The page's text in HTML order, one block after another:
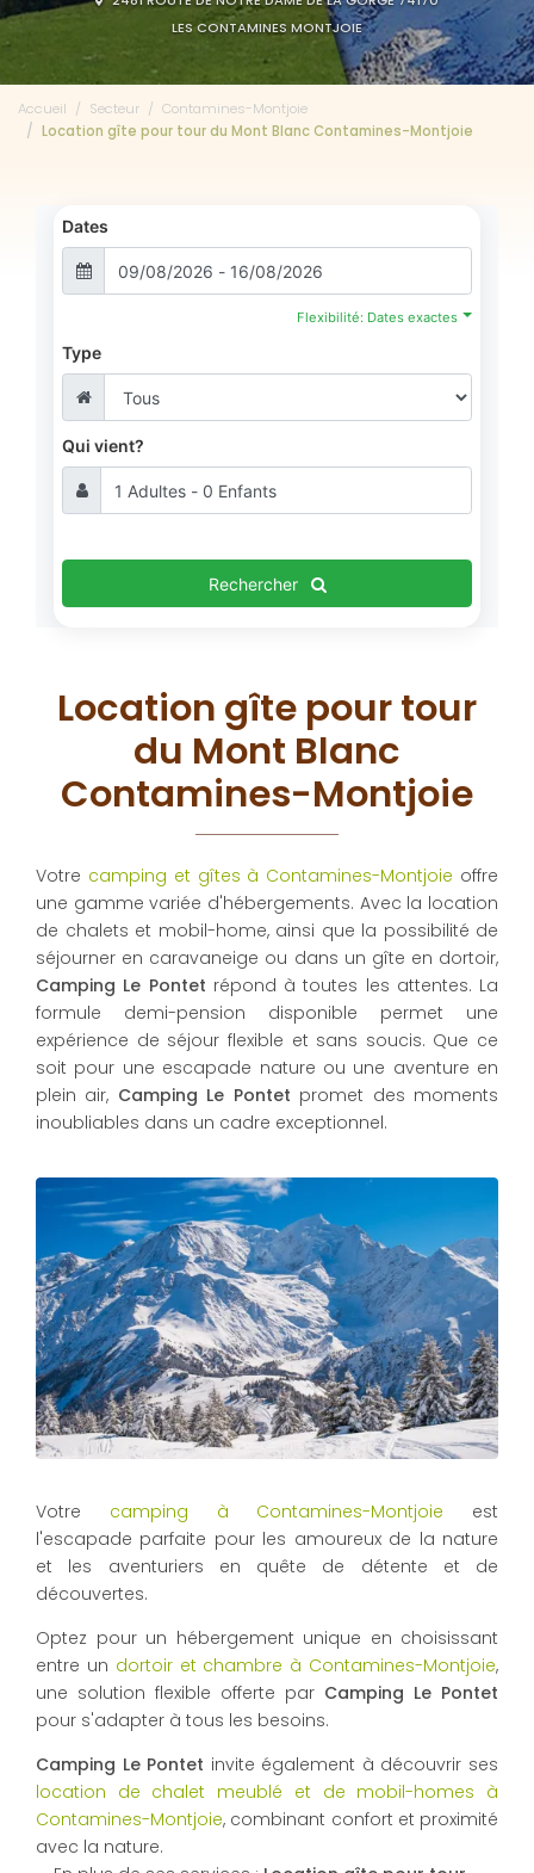
LES CONTAMINES MONTJOIE
Accueil Secteur
Contamines-Montjoie
Location gîte pour tour du Mont Blanc Contamines-Montjoie
Dates
Flexibilité: Dates exactes
Type
Qui vient?
Rechercher
Location gîte pour tour
du Mont Blanc
Contamines-Montjoie
Votre camping et gîtes à Contamines-Montjoie offre
une gamme variée d'hébergements. Avec la location
de chalets et mobil-home, ainsi que la possibilité de
séjourner en caravaneige ou dans un gîte en dortoir,
Camping Le Pontet répond à toutes les attentes. La
formule demi-pension disponible permet une
expérience de séjour flexible et sans soucis. Que ce
soit pour une escapade nature ou une aventure en
plein air, Camping Le Pontet promet des moments
inoubliables dans un cadre exceptionnel.
Votre camping à Contamines-Montjoie est
l'escapade parfaite pour les amoureux de la nature
et les aventuriers en quête de détente et de
découvertes.
Optez pour un hébergement unique en choisissant
entre un dortoir et chambre à Contamines-Montjoie,
une solution flexible offerte par Camping Le Pontet
pour s'adapter à tous les besoins.
Camping Le Pontet invite également à découvrir ses
location de chalet meublé et de mobil-homes à
Contamines-Montjoie, combinant confort et proximité
avec la nature.